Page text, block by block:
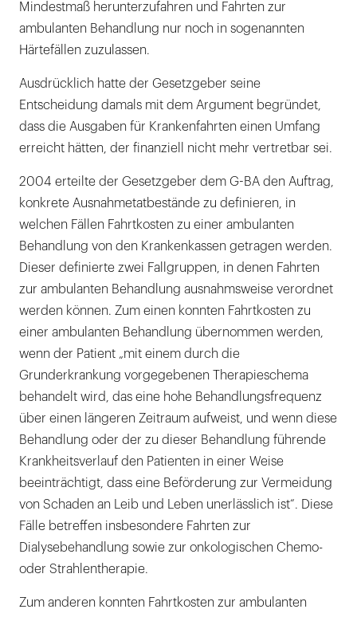
Mindestmaß herunterzufahren und Fahrten zur
ambulanten Behandlung nur noch in sogenannten
Härtefällen zuzulassen.
Ausdrücklich hatte der Gesetzgeber seine
Entscheidung damals mit dem Argument begründet,
dass die Ausgaben für Krankenfahrten einen Umfang
erreicht hätten, der finanziell nicht mehr vertretbar sei.
2004 erteilte der Gesetzgeber dem G-BA den Auftrag,
konkrete Ausnahmetatbestände zu definieren, in
welchen Fällen Fahrtkosten zu einer ambulanten
Behandlung von den Krankenkassen getragen werden.
Dieser definierte zwei Fallgruppen, in denen Fahrten
zur ambulanten Behandlung ausnahmsweise verordnet
werden können. Zum einen konnten Fahrtkosten zu
einer ambulanten Behandlung übernommen werden,
wenn der Patient „mit einem durch die
Grunderkrankung vorgegebenen Therapieschema
behandelt wird, das eine hohe Behandlungsfrequenz
über einen längeren Zeitraum aufweist, und wenn diese
Behandlung oder der zu dieser Behandlung führende
Krankheitsverlauf den Patienten in einer Weise
beeinträchtigt, dass eine Beförderung zur Vermeidung
von Schaden an Leib und Leben unerlässlich ist“. Diese
Fälle betreffen insbesondere Fahrten zur
Dialysebehandlung sowie zur onkologischen Chemo-
oder Strahlentherapie.
Zum anderen konnten Fahrtkosten zur ambulanten